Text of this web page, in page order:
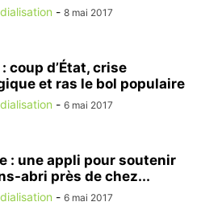
- 8 mai 2017
coup d’État, crise
et ras le bol populaire
- 6 mai 2017
: une appli pour soutenir
abri près de chez...
- 6 mai 2017